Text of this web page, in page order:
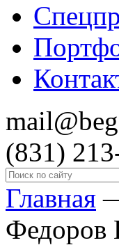
(831)
Главная
Федоров